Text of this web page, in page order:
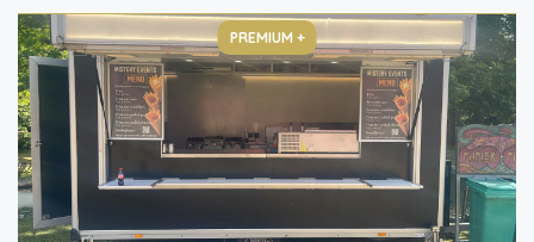
PREMIUM +